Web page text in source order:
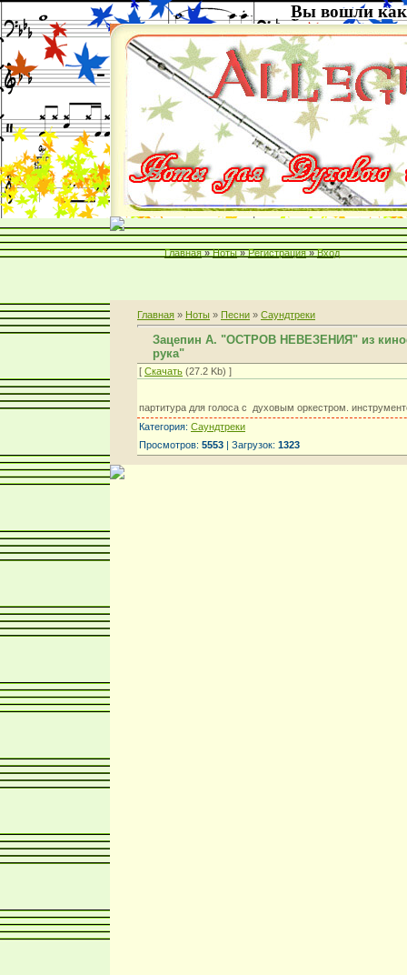
Вы вошли как
Главная » Ноты » Регистрация » Вход
Главная » Ноты » Песни » Саундтреки
Зацепин А. "ОСТРОВ НЕВЕЗЕНИЯ" из
рука"
[ Скачать (27.2 Kb) ]
партитура для голоса с духовым оркестром.
Категория: Саундтреки
Просмотров: 5553 | Загрузок: 1323